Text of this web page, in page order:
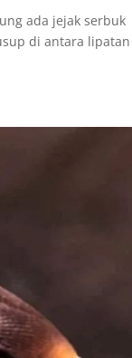
ada jejak serbuk
di antara lipatan